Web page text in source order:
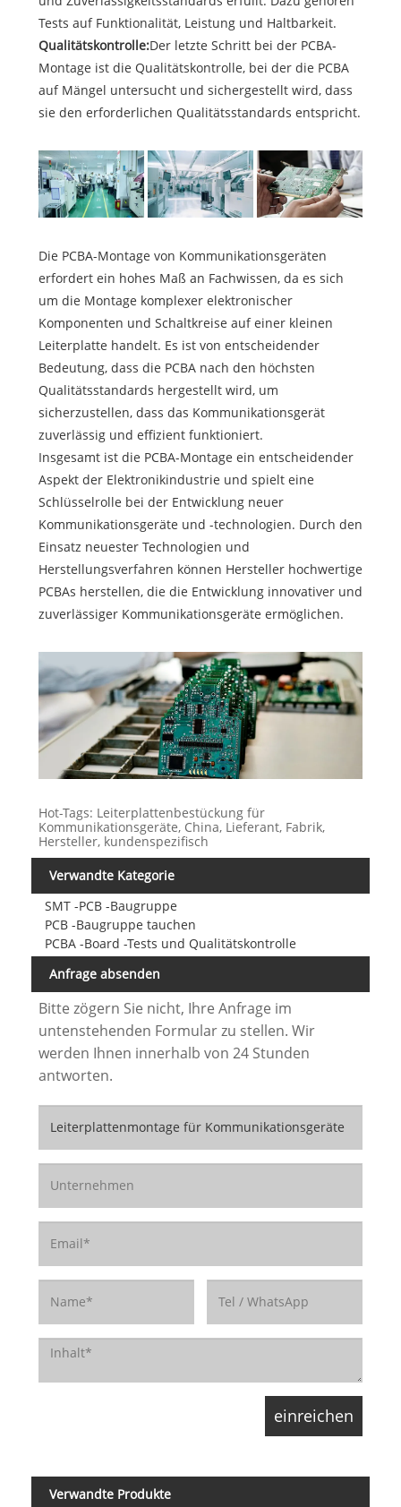
Tests auf Funktionalität, Leistung und Haltbarkeit.
Qualitätskontrolle:Der letzte Schritt bei der PCBA-
Montage ist die Qualitätskontrolle, bei der die PCBA
auf Mängel untersucht und sichergestellt wird, dass
sie den erforderlichen Qualitätsstandards entspricht.
Die PCBA-Montage von Kommunikationsgeräten
erfordert ein hohes Maß an Fachwissen, da es sich
um die Montage komplexer elektronischer
Komponenten und Schaltkreise auf einer kleinen
Leiterplatte handelt. Es ist von entscheidender
Bedeutung, dass die PCBA nach den höchsten
Qualitätsstandards hergestellt wird, um
sicherzustellen, dass das Kommunikationsgerät
zuverlässig und effizient funktioniert.
Insgesamt ist die PCBA-Montage ein entscheidender
Aspekt der Elektronikindustrie und spielt eine
Schlüsselrolle bei der Entwicklung neuer
Kommunikationsgeräte und -technologien. Durch den
Einsatz neuester Technologien und
Herstellungsverfahren können Hersteller hochwertige
PCBAs herstellen, die die Entwicklung innovativer und
zuverlässiger Kommunikationsgeräte ermöglichen.
Hot-Tags: Leiterplattenbestückung für
Kommunikationsgeräte, China, Lieferant, Fabrik,
Hersteller, kundenspezifisch
Verwandte Kategorie
SMT -PCB -Baugruppe
PCB -Baugruppe tauchen
PCBA -Board -Tests und Qualitätskontrolle
Anfrage absenden
Bitte zögern Sie nicht, Ihre Anfrage im
untenstehenden Formular zu stellen. Wir
werden Ihnen innerhalb von 24 Stunden
antworten.
Verwandte Produkte